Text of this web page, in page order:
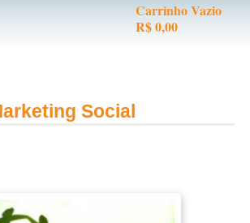
Carrinho Vazio
R$ 0,00
Social